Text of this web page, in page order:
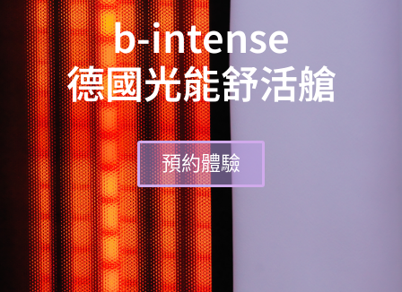
b-intense
德國光能舒活艙
預約體驗